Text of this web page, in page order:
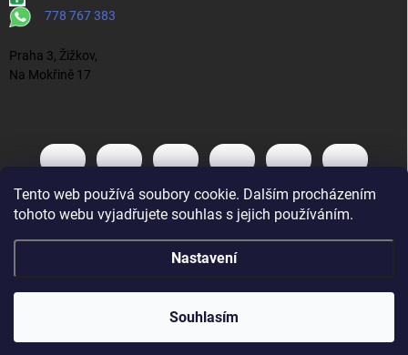
Tento web používá soubory cookie. Dalším procházením
tohoto webu vyjadřujete souhlas s jejich používáním.
Nastavení
Souhlasím
778 767 383
Praha 3, Žižkov,
Na Mokřině 17